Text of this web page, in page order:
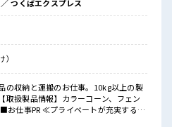
本的に自由！
不安だけど、
す！
目指していきましょう！
アカラーOK！
つくばエクスプレス
の収納と運搬のお仕事。10kg以上の製
取扱製品情報】カラーコーン、フェン
することもありますが、 残業はほとん